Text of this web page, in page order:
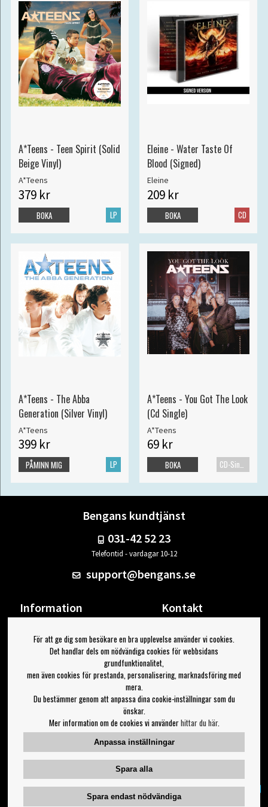
A*Teens - Teen Spirit (Solid
Beige Vinyl)
A*Teens
379 kr
LP
BOKA
Eleine - Water Taste Of
Blood (Signed)
Eleine
209 kr
CD
BOKA
A*Teens - The Abba
Generation (Silver Vinyl)
A*Teens
399 kr
LP
PÅMINN MIG
A*Teens - You Got The Look
(Cd Single)
A*Teens
69 kr
CD-Singel
BOKA
Bengans kundtjänst
031-42 52 23
Telefontid - vardagar 10-12
support@bengans.se
Information
Om Bengans
FAQ / Köp- & Leveransvillkor
Kontakt
Din sida
Logga ut
Jag vill ha tips från Bengans
Inställningar för nyhetsbrev
För att ge dig som besökare en bra upplevelse använder vi cookies.
Det handlar dels om nödvändiga cookies för webbsidans
grundfunktionalitet,
men även cookies för prestanda, personalisering, marknadsföring med
mera.
Du bestämmer genom att anpassa dina cookie-inställningar som du
önskar.
Mer information om de cookies vi använderhittar du här.
Anpassa inställningar
Spara alla
Spara endast nödvändiga